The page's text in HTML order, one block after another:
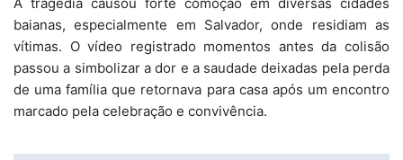
baianas, especialmente em Salvador, onde residiam as
vítimas. O vídeo registrado momentos antes da colisão
passou a simbolizar a dor e a saudade deixadas pela perda
de uma família que retornava para casa após um encontro
marcado pela celebração e convivência.